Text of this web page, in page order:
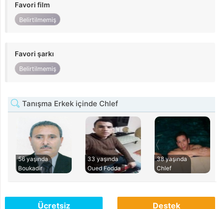
Favori film
Belirtilmemiş
Favori şarkı
Belirtilmemiş
Tanışma Erkek içinde Chlef
56 yaşında
Boukadir
33 yaşında
Oued Fodda
38 yaşında
Chlef
Ücretsiz Destek